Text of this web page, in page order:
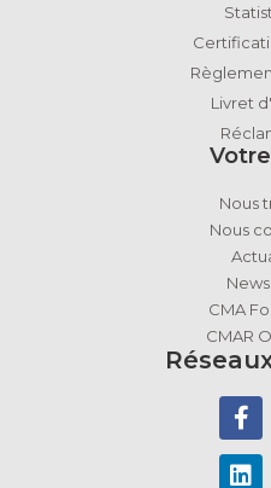
Livret
Nous
Nous
CMA
CMAR